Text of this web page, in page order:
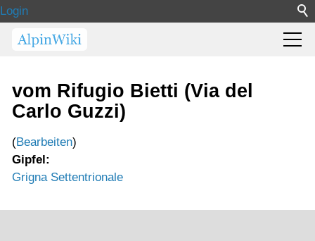
Login
vom Rifugio Bietti (Via del
Carlo Guzzi)
(Bearbeiten)
Gipfel:
Grigna Settentrionale